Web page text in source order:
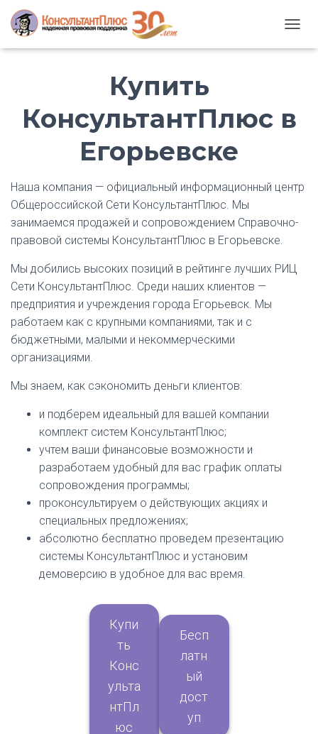
O
N
A
A
O
Купить
КонсультантПлюс в
Егорьевске
Наша компания — официальный информационный центр
Общероссийской Сети КонсультантПлюс. Мы
занимаемся продажей и сопровождением Справочно-
правовой системы КонсультантПлюс в Егорьевске.
Мы добились высоких позиций в рейтинге лучших РИЦ
Сети КонсультантПлюс. Среди наших клиентов —
предприятия и учреждения города Егорьевск. Мы
работаем как с крупными компаниями, так и с
бюджетными, малыми и некоммерческими
организациями.
Мы знаем, как сэкономить деньги клиентов:
и подберем идеальный для вашей компании
комплект систем КонсультантПлюс;
учтем ваши финансовые возможности и
разработаем удобный для вас график оплаты
сопровождения программы;
проконсультируем о действующих акциях и
специальных предложениях;
абсолютно бесплатно проведем презентацию
системы КонсультантПлюс и установим
демоверсию в удобное для вас время.
Купи
ть
Конс
ульта
нтПл
юс
Бесп
латн
ый
дост
уп